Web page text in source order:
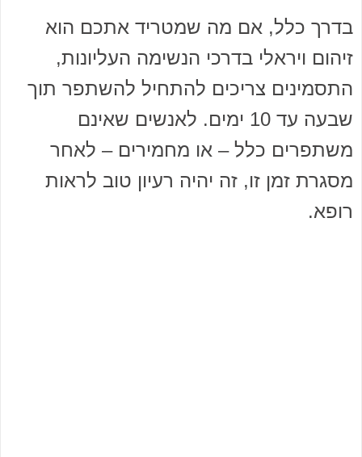
בדרך כלל, אם מה שמטריד אתכם הוא
זיהום ויראלי בדרכי הנשימה העליונות,
התסמינים צריכים להתחיל להשתפר תוך
שבעה עד 10 ימים. לאנשים שאינם
משתפרים כלל – או מחמירים – לאחר
מסגרת זמן זו, זה יהיה רעיון טוב לראות
רופא.